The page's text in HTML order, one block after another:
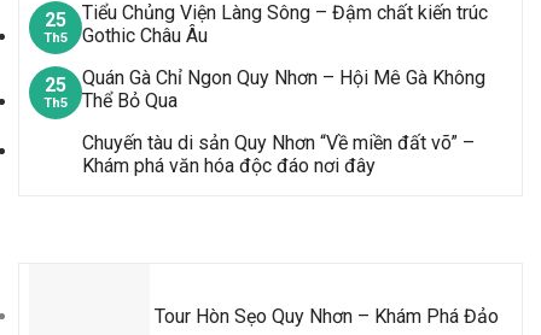
25
Th5
Tiểu Chủng Viện Làng Sông – Đậm chất kiến trúc
Gothic Châu Âu
25
Th5
Quán Gà Chỉ Ngon Quy Nhơn – Hội Mê Gà Không
Thể Bỏ Qua
Chuyến tàu di sản Quy Nhơn “Về miền đất võ” –
Khám phá văn hóa độc đáo nơi đây
Tour Hòn Sẹo Quy Nhơn – Khám Phá Đảo